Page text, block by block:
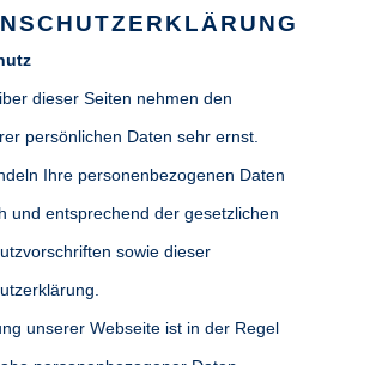
dieser Seiten nehmen den
persönlichen Daten sehr ernst.
Ihre personenbezogenen Daten
und entsprechend der gesetzlichen
sowie dieser
unserer Webseite ist in der Regel